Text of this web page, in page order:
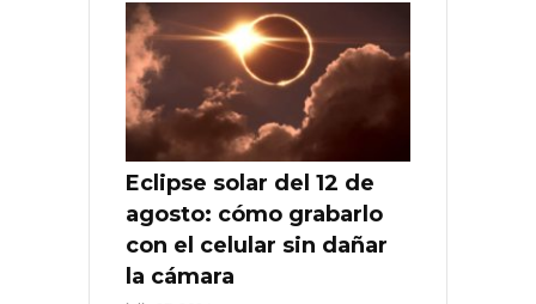
Eclipse solar del 12 de
agosto: cómo grabarlo
con el celular sin dañar
la cámara